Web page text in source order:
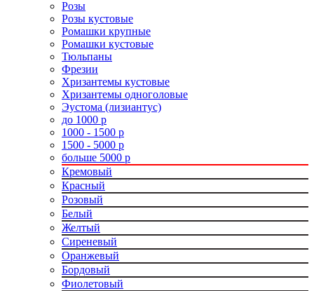
Розы
Розы кустовые
Ромашки крупные
Ромашки кустовые
Тюльпаны
Фрезии
Хризантемы кустовые
Хризантемы одноголовые
Эустома (лизиантус)
до 1000 р
1000 - 1500 р
1500 - 5000 р
больше 5000 р
Кремовый
Красный
Розовый
Белый
Желтый
Сиреневый
Оранжевый
Бордовый
Фиолетовый